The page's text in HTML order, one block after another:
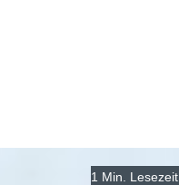
1 Min. Lesezeit